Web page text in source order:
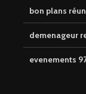
bon plans
demenageur
evenements